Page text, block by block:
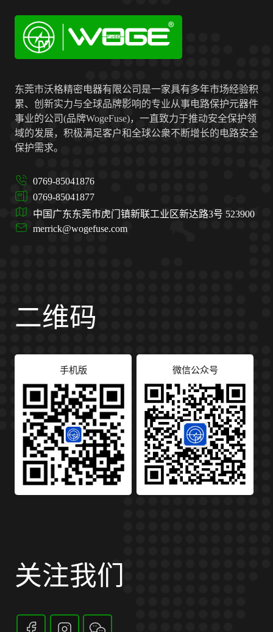
东莞市沃格精密电器有限公司是一家具有多年市场经验积
累、创新实力与全球品牌影响的专业从事电路保护元器件
事业的公司(品牌WogeFuse)，一直致力于推动安全保护领
域的发展，积极满足客户和全球公衆不断增长的电路安全
保护需求。
0769-85041876
0769-85041877
中国广东东莞市虎门镇新联工业区新达路3号 523900
merrick@wogefuse.com
二维码
手机版 微信公众号
关注我们